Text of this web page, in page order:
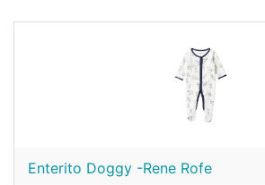
Enterito Doggy -Rene Rofe